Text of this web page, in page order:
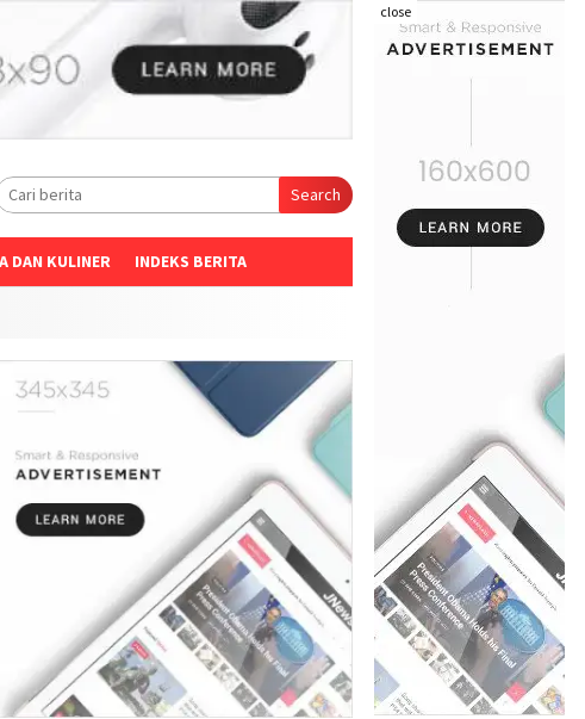
close
Search
DAN KULINER INDEKS BERITA